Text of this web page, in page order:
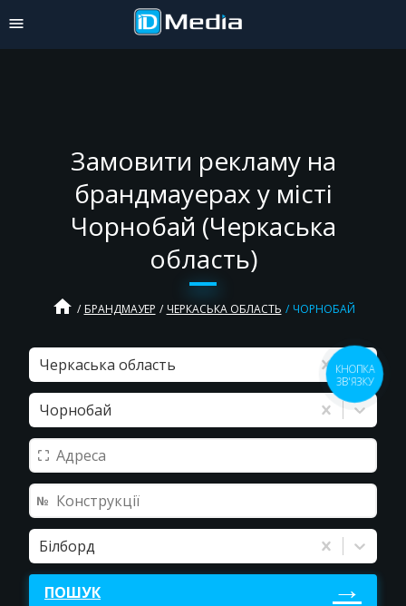
Замовити рекламу на
брандмауерах у місті
Чорнобай (Черкаська
область)
home БРАНДМАУЕР ЧЕРКАСЬКА ОБЛАСТЬ ЧОРНОБАЙ
Черкаська область
Чорнобай
Білборд
ПОШУК
КНОПКА
ЗВ'ЯЗКУ